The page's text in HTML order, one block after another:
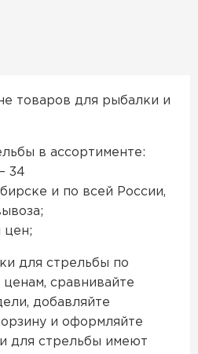
товаров для рыбалки и
в ассортименте:
34
и по всей России,
цен;
для стрельбы по
сравнивайте
добавляйте
и оформляйте
для стрельбы имеют